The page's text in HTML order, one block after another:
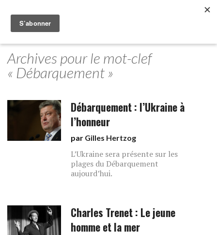
Archives pour le mot-clef
« Débarquement »
Débarquement : l’Ukraine à
l’honneur
par Gilles Hertzog
L’Ukraine sera présente sur les
plages du Débarquement
aujourd’hui.
Charles Trenet : Le jeune
homme et la mer